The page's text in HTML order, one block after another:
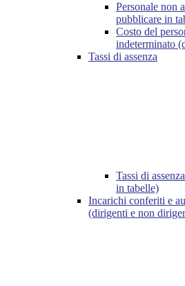
Personale non
pubblicare in
Costo del
indeterminato
Tassi di assenza
Tassi di
in tabelle)
Incarichi conferiti e
(dirigenti e non